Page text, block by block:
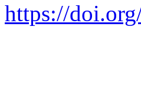
https://